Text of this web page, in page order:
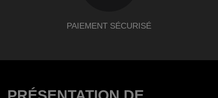
PAIEMENT SÉCURISÉ